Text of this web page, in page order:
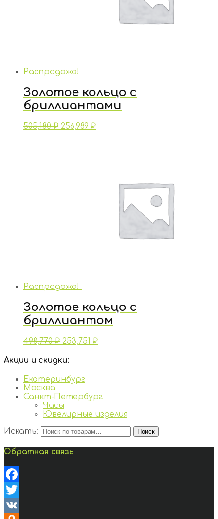
Распродажа!
Золотое кольцо с
бриллиантами
505,180₽ 256,989 ₽
Распродажа!
Золотое кольцо с
бриллиантом
498,770₽ 253,751 ₽
Акции и скидки:
Екатеринбург
Москва
Санкт-Петербург
Часы
Ювелирные изделия
Искать:
Поиск
Обратная связь
Facebook
Twitter